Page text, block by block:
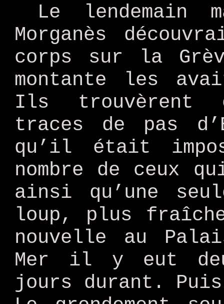
Le lendemain
Morganès
corps sur la
montante les
Ils trouvèrent
traces de pas
qu’il était
nombre de ceux
ainsi qu’une
loup, plus
nouvelle au
Mer il y eut
jours durant.